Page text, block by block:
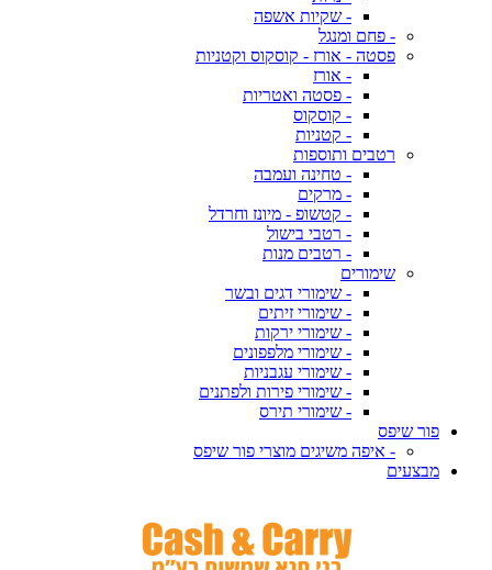
- שקיות אשפה
- פחם ומנגל
פסטה - אורז - קוסקוס וקטניות
- אורז
- פסטה ואטריות
- קוסקוס
- קטניות
רטבים ותוספות
- טחינה ועמבה
- מרקים
- קטשופ - מיונז וחרדל
- רטבי בישול
- רטבים מנות
שימורים
- שימורי דגים ובשר
- שימורי זיתים
- שימורי ירקות
- שימורי מלפפונים
- שימורי עגבניות
- שימורי פירות ולפתנים
- שימורי תירס
פור שיפס
- איפה משיגים מוצרי פור שיפס
מבצעים